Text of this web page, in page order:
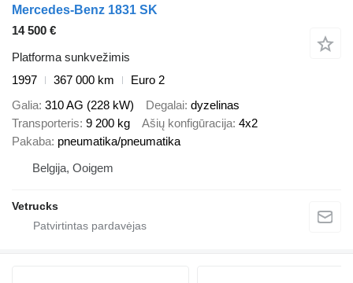
Mercedes-Benz 1831 SK
14 500 €
Platforma sunkvežimis
1997
367 000 km
Euro 2
Galia 310 AG (228 kW) Degalai dyzelinas
Transporteris 9 200 kg Ašių konfigūracija 4x2
Pakaba pneumatika/pneumatika
Belgija, Ooigem
Vetrucks